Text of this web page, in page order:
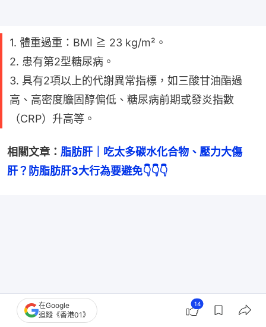
1. 體重過重：BMI ≧ 23 kg/m²。
2. 患有第2型糖尿病。
3. 具有2項以上的代謝異常指標，如三酸甘油酯過
高、高密度膽固醇偏低、糖尿病前期或發炎指數
（CRP）升高等。
相關文章： 脂肪肝｜吃太多碳水化合物、壓力大傷
肝？防脂肪肝3大行為要避免👇👇👇
在Google
追蹤《香港01》
14